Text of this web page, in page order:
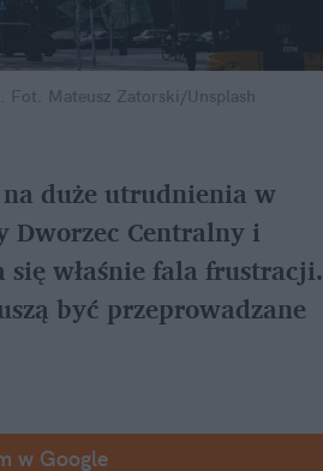
Fot. Mateusz Zatorski/Unsplash
duże utrudnienia w
Dworzec Centralny i
właśnie fala frustracji.
być przeprowadzane
w Google